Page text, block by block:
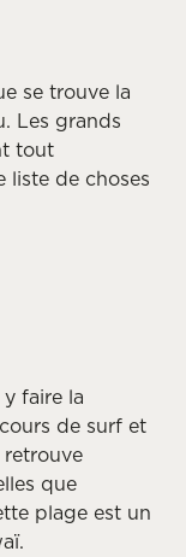
se trouve la
Les grands
tout
liste de choses
faire la
de surf et
que
plage est un